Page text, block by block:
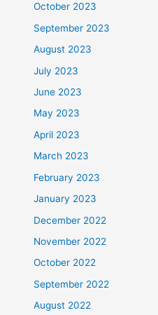
October 2023
September 2023
August 2023
July 2023
June 2023
May 2023
April 2023
March 2023
February 2023
January 2023
December 2022
November 2022
October 2022
September 2022
August 2022